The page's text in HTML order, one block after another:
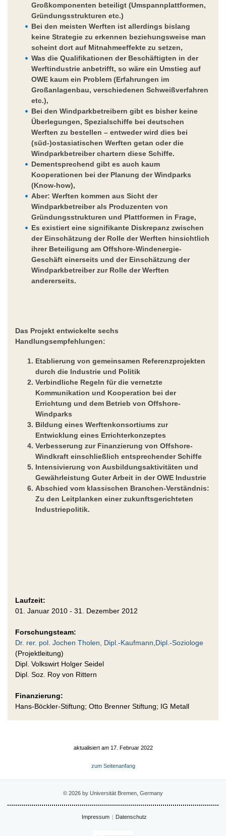
Großkomponenten beteiligt (Umspannplattformen,
Gründungsstrukturen etc.)
Bei den meisten Werften ist allerdings bislang
keine Strategie zu erkennen beziehungsweise man
scheint dort auf Mitnahmeeffekte zu setzen,
Was die Qualifikationen der Beschäftigten in der
Werftindustrie anbetrifft, so wäre ein Umstieg auf
OWE kaum ein Problem (Erfahrungen im
Großanlagenbau, verschiedenen Schweißverfahren
etc.),
Bei den Windparkbetreibern gibt es bisher keine
Überlegungen, Spezialschiffe bei deutschen
Werften zu bestellen – entweder wird dies bei
(süd-)ostasiatischen Werften getan oder die
Windparkbetreiber chartern diese Schiffe.
Dementsprechend gibt es auch kaum
Kooperationen bei der Planung der Windparks
(Know-how),
Aber: Werften kommen aus Sicht der
Windparkbetreiber als Produzenten von
Gründungsstrukturen und Plattformen in Frage,
Es existiert eine signifikante Diskrepanz zwischen
der Einschätzung der Rolle der Werften hinsichtlich
ihrer Beteiligung am Offshore-Windenergie-
Geschäft einerseits und der Einschätzung der
Windparkbetreiber zur Rolle der Werften
andererseits.
Das Projekt entwickelte sechs
Handlungsempfehlungen:
Etablierung von gemeinsamen Referenzprojekten
durch die Industrie und Politik
Verbindliche Regeln für die vernetzte
Kommunikation und Kooperation bei der
Errichtung und dem Betrieb von Offshore-
Windparks
Bildung eines Werftenkonsortiums zur
Entwicklung eines Errichterkonzeptes
Verbesserung zur Finanzierung von Offshore-
Windkraft einschließlich entsprechender Schiffe
Intensivierung von Ausbildungsaktivitäten und
Gewährleistung Guter Arbeit in der OWE Industrie
Abschied vom klassischen Branchen-Verständnis:
Zu den Leitplanken einer zukunftsgerichteten
Industriepolitik.
Laufzeit:
01. Januar 2010 - 31. Dezember 2012
Forschungsteam:
Dr. rer. pol. Jochen Tholen, Dipl.-Kaufmann,Dipl.-Soziologe
(Projektleitung)
Dipl. Volkswirt Holger Seidel
Dipl. Soz. Roy von Rittern
Finanzierung:
Hans-Böckler-Stiftung; Otto Brenner Stiftung; IG Metall
aktualisiert am 17. Februar 2022
zum Seitenanfang
© 2026 by Universität Bremen, Germany
Impressum Datenschutz